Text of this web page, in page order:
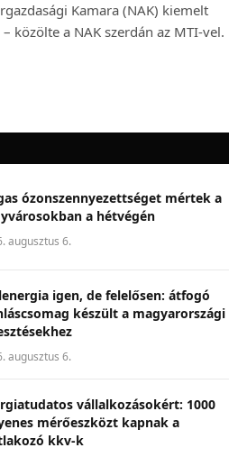
Kamara (NAK) kiemelt
közölte a NAK szerdán az MTI-vel.
ózonszennyezettséget mértek a
a hétvégén
augusztus 6.
igen, de felelősen: átfogó
készült a magyarországi
augusztus 6.
vállalkozásokért: 1000
mérőeszközt kapnak a
kkv-k